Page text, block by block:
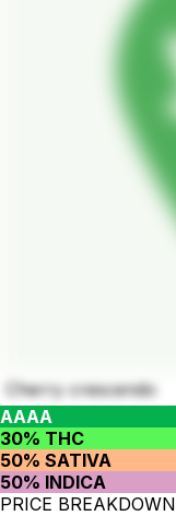
Cherry crescendo
AAAA
30% THC
50% SATIVA
50% INDICA
PRICE BREAKDOWN